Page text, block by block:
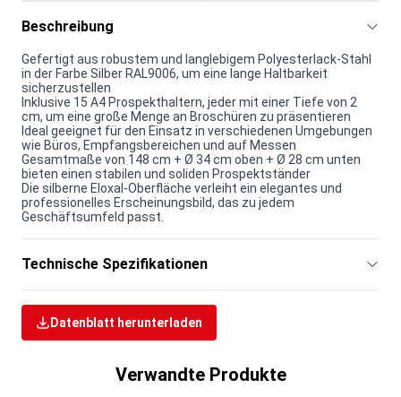
Beschreibung
Gefertigt aus robustem und langlebigem Polyesterlack-Stahl
in der Farbe Silber RAL9006, um eine lange Haltbarkeit
sicherzustellen
Inklusive 15 A4 Prospekthaltern, jeder mit einer Tiefe von 2
cm, um eine große Menge an Broschüren zu präsentieren
Ideal geeignet für den Einsatz in verschiedenen Umgebungen
wie Büros, Empfangsbereichen und auf Messen
Gesamtmaße von 148 cm + Ø 34 cm oben + Ø 28 cm unten
bieten einen stabilen und soliden Prospektständer
Die silberne Eloxal-Oberfläche verleiht ein elegantes und
professionelles Erscheinungsbild, das zu jedem
Geschäftsumfeld passt.
Technische Spezifikationen
Datenblatt herunterladen
Verwandte Produkte